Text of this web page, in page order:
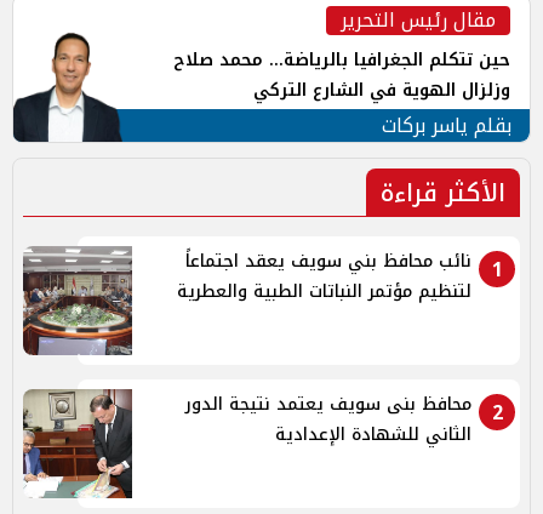
مقال رئيس التحرير
حين تتكلم الجغرافيا بالرياضة... محمد صلاح
وزلزال الهوية في الشارع التركي
بقلم ياسر بركات
الأكثر قراءة
1
نائب محافظ بني سويف يعقد اجتماعاً
لتنظيم مؤتمر النباتات الطبية والعطرية
2
محافظ بنى سويف يعتمد نتيجة الدور
الثاني للشهادة الإعدادية